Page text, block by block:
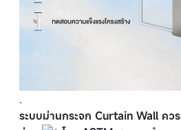
.
ระบบม่านกระจก Curtain Wall ค